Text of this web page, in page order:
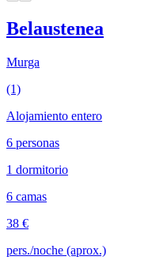
Belaustenea
Murga
(1)
Alojamiento entero
6 personas
1 dormitorio
6 camas
38 €
pers./noche (aprox.)